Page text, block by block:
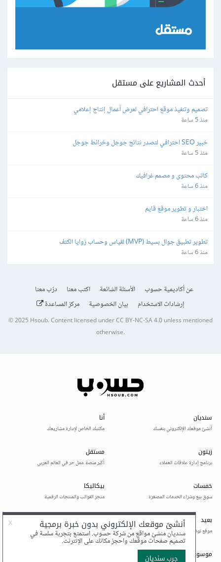
أحدث المشاريع على مستقل
تصميم وتنفيذ موقع احترافي لعرض أعمال إنتاج إعلامي
منذ 5 ساعة
خبير SEO احترافي لتصدر نتائج جوجل وخرائط جوجل
منذ 5 ساعة
كاتب محتوى و مصمم غرافيك
منذ 6 ساعة
اختبار و تطوير موقع قايم
منذ 6 ساعة
تطوير تطبيق جوال بسيط (MVP) لقياس وحساب زوايا الكتف
منذ 6 ساعة
عن أكاديمية حسوب الأسئلة الشائعة اكتب معنا
درّب معنا
إرشادات الاستخدام
بيان الخصوصية مركز المساعدة
© 2025 Hsoub.Content licensed underCC BY-NC-SA 4.0unless mentioned
otherwise.